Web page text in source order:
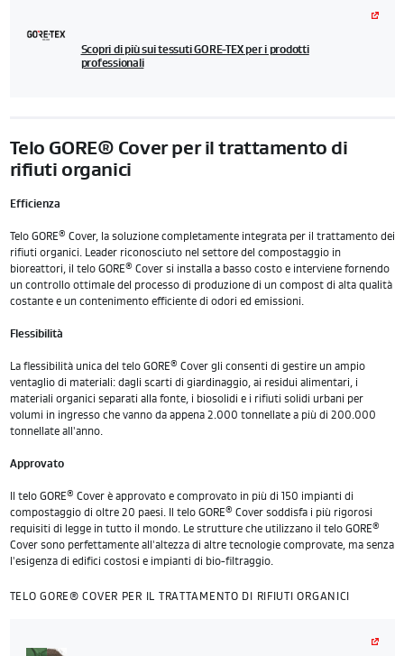
Scopri di più sui tessuti GORE-TEX per i prodotti
professionali
Telo GORE® Cover per il trattamento di
rifiuti organici
Efficienza
Telo GORE® Cover, la soluzione completamente integrata per il trattamento dei
rifiuti organici. Leader riconosciuto nel settore del compostaggio in
bioreattori, il telo GORE® Cover si installa a basso costo e interviene fornendo
un controllo ottimale del processo di produzione di un compost di alta qualità
costante e un contenimento efficiente di odori ed emissioni.
Flessibilità
La flessibilità unica del telo GORE® Cover gli consenti di gestire un ampio
ventaglio di materiali: dagli scarti di giardinaggio, ai residui alimentari, i
materiali organici separati alla fonte, i biosolidi e i rifiuti solidi urbani per
volumi in ingresso che vanno da appena 2.000 tonnellate a più di 200.000
tonnellate all'anno.
Approvato
Il telo GORE® Cover è approvato e comprovato in più di 150 impianti di
compostaggio di oltre 20 paesi. Il telo GORE® Cover soddisfa i più rigorosi
requisiti di legge in tutto il mondo. Le strutture che utilizzano il telo GORE®
Cover sono perfettamente all'altezza di altre tecnologie comprovate, ma senza
l'esigenza di edifici costosi e impianti di bio-filtraggio.
TELO GORE® COVER PER IL TRATTAMENTO DI RIFIUTI ORGANICI